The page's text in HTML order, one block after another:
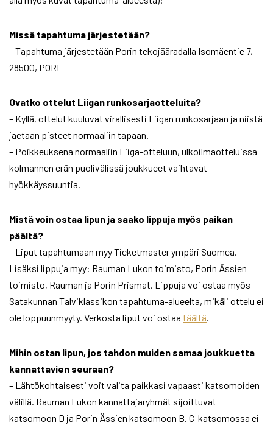
Missä tapahtuma järjestetään?
– Tapahtuma järjestetään Porin tekojääradalla Isomäentie 7,
28500, PORI
Ovatko ottelut Liigan runkosarjaotteluita?
– Kyllä, ottelut kuuluvat virallisesti Liigan runkosarjaan ja niistä
jaetaan pisteet normaaliin tapaan.
– Poikkeuksena normaaliin Liiga-otteluun, ulkoilmaotteluissa
kolmannen erän puolivälissä joukkueet vaihtavat
hyökkäyssuuntia.
Mistä voin ostaa lipun ja saako lippuja myös paikan
päältä?
– Liput tapahtumaan myy Ticketmaster ympäri Suomea.
Lisäksi lippuja myy: Rauman Lukon toimisto, Porin Ässien
toimisto, Rauman ja Porin Prismat. Lippuja voi ostaa myös
Satakunnan Talviklassikon tapahtuma-alueelta, mikäli ottelu ei
ole loppuunmyyty. Verkosta liput voi ostaa täältä.
Mihin ostan lipun, jos tahdon muiden samaa joukkuetta
kannattavien seuraan?
– Lähtökohtaisesti voit valita paikkasi vapaasti katsomoiden
välillä. Rauman Lukon kannattajaryhmät sijoittuvat
katsomoon D ja Porin Ässien katsomoon B. C-katsomossa ei